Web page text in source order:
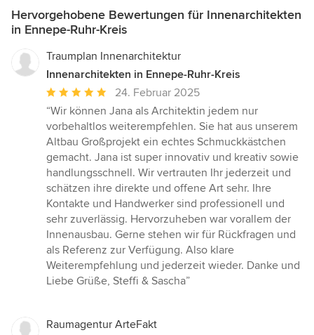
Hervorgehobene Bewertungen für Innenarchitekten
in Ennepe-Ruhr-Kreis
Traumplan Innenarchitektur
Innenarchitekten in Ennepe-Ruhr-Kreis
Durchschnittliche
Bewertung:
5
von
5
Sternen
24. Februar 2025
“Wir können Jana als Architektin jedem nur
vorbehaltlos weiterempfehlen. Sie hat aus unserem
Altbau Großprojekt ein echtes Schmuckkästchen
gemacht. Jana ist super innovativ und kreativ sowie
handlungsschnell. Wir vertrauten Ihr jederzeit und
schätzen ihre direkte und offene Art sehr. Ihre
Kontakte und Handwerker sind professionell und
sehr zuverlässig. Hervorzuheben war vorallem der
Innenausbau. Gerne stehen wir für Rückfragen und
als Referenz zur Verfügung. Also klare
Weiterempfehlung und jederzeit wieder. Danke und
Liebe Grüße, Steffi & Sascha”
Raumagentur ArteFakt